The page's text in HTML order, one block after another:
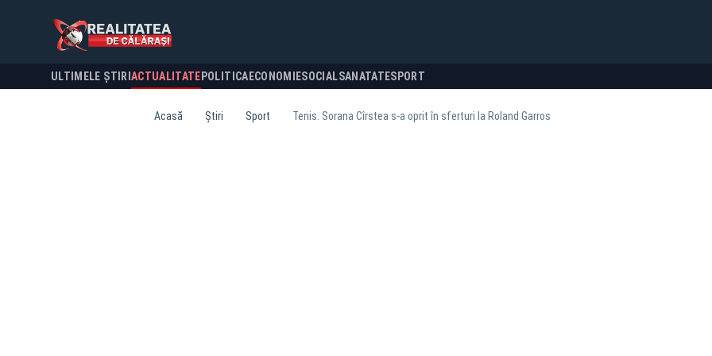
ULTIMELE ȘTIRI ACTUALITATE POLITICA ECONOMIESOCIALSANATATESPORT
Acasă Știri Sport Tenis. Sorana Cîrstea s-a oprit în sferturi la Roland Garros